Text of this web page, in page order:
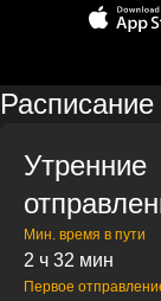
Утренние
Мин. время в пути
2 ч 32 мин
Первое